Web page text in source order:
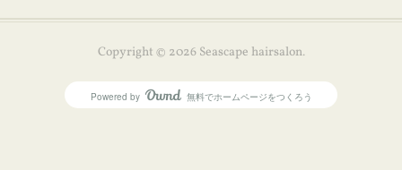
Copyright © 2026 Seascape hairsalon.
Powered by AmebaOwnd
無料でホームページをつくろう